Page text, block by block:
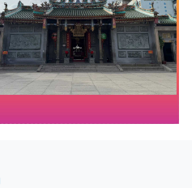
年09月06日 签发第26/GP-CBC号许可
张德义、范氏云英、杨文光、阮德显、